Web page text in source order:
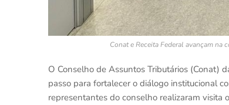
Conat e Receita Federal avançam
O Conselho de Assuntos Tributários (Conat)
passo para fortalecer o diálogo institucional
representantes do conselho realizaram visita